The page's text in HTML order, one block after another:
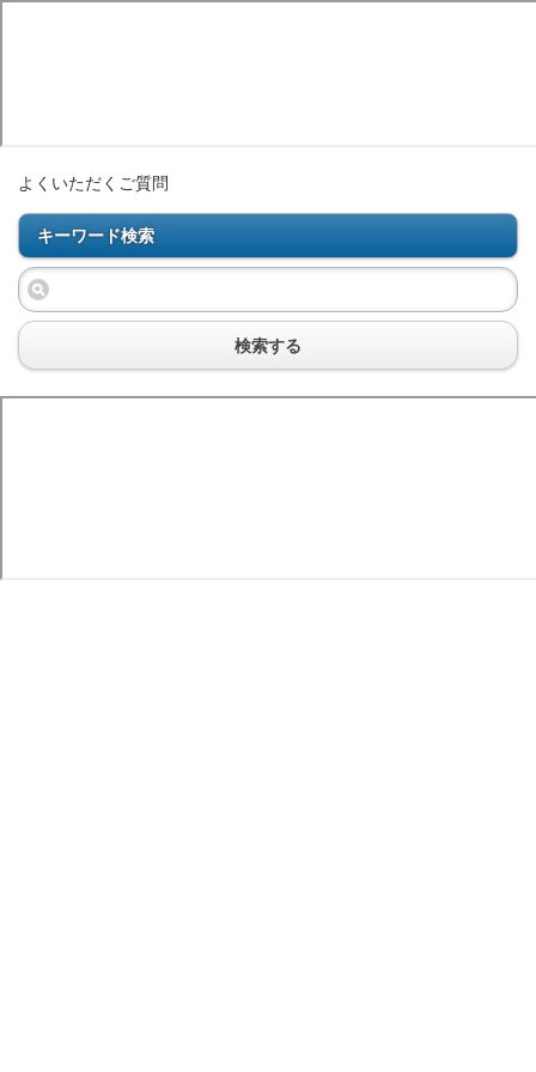
よくいただくご質問
キーワード検索
検索する